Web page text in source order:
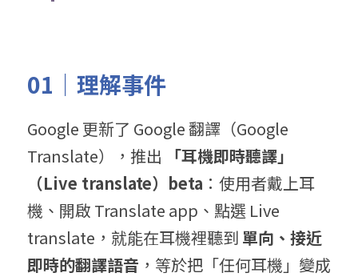
01｜理解事件
Google 更新了 Google 翻譯（Google
Translate），推出
「耳機即時聽譯」
（Live translate） beta ：使用者戴上耳
機、開啟 Translate app、點選 Live
translate，就能在耳機裡聽到 單向、接近
即時的翻譯語音 ，等於把「任何耳機」變成